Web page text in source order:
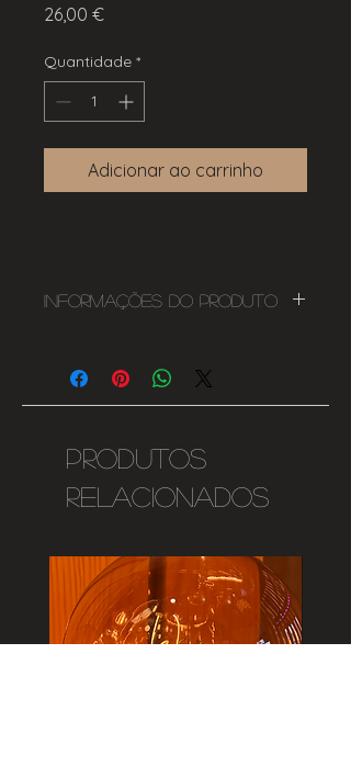
26,00 €Preço
Quantidade *
Adicionar ao carrinho
Informações do Produto
330 Lumen
2200lms
220-240V
Produtos
relacionados